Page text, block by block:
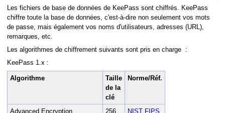
Les fichiers de base de données de KeePass sont chiffrés. KeePass
chiffre toute la base de données, c'est-à-dire non seulement vos mots
de passe, mais également vos noms d'utilisateurs, adresses (URL),
remarques, etc.
Les algorithmes de chiffrement suivants sont pris en charge :
KeePass 1.x :
Algorithme
Taille
de la
clé
Norme/Réf.
Advanced Encryption
256
NIST FIPS